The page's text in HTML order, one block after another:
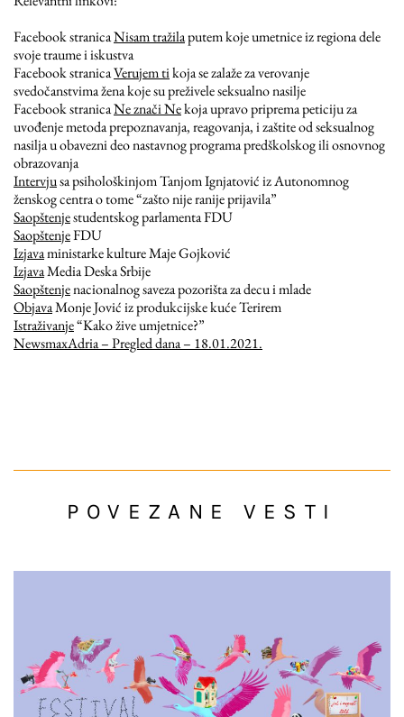
Facebook stranicaNisam tražilaputem koje umetnice iz regiona dele
svoje traume i iskustva
Facebook stranicaVerujem tikoja se zalaže za verovanje
svedočanstvima žena koje su preživele seksualno nasilje
Facebook stranicaNe znači Nekoja upravo priprema peticiju za
uvođenje metoda prepoznavanja, reagovanja, i zaštite od seksualnog
nasilja u obavezni deo nastavnog programa predškolskog ili osnovnog
obrazovanja
Intervjusa psihološkinjom Tanjom Ignjatović iz Autonomnog
ženskog centra o tome “zašto nije ranije prijavila”
Saopštenjestudentskog parlamenta FDU
SaopštenjeFDU
Izjavaministarke kulture Maje Gojković
IzjavaMedia Deska Srbije
Saopštenjenacionalnog saveza pozorišta za decu i mlade
ObjavaMonje Jović iz produkcijske kuće Terirem
Istraživanje“Kako žive umjetnice?”
NewsmaxAdria – Pregled dana – 18.01.2021.
POVEZANE VESTI